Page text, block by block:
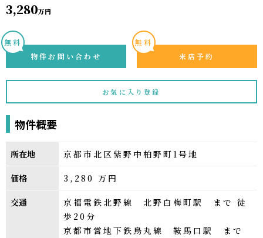
3,280万円
無料
物件お問い合わせ
無料
来店予約
お気に入り登録
物件概要
所在地 京都市北区紫野中柏野町1号地
価格 3,280 万円
交通
京福電鉄北野線 北野白梅町駅 まで 徒
歩20分
京都市営地下鉄烏丸線 鞍馬口駅 まで